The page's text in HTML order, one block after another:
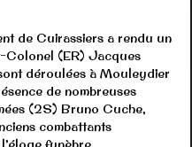
de Cuirassiers a rendu un
Colonel (ER) Jacques
déroulées à Mouleydier
de nombreuses
(2S) Bruno Cuche,
combattants